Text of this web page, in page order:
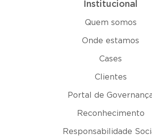
Institucional
Quem somos
Onde estamos
Cases
Clientes
Portal de
Reconhecimento
Responsabilidade